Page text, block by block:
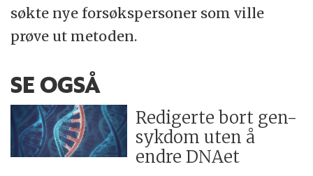
søkte nye forsøkspersoner som ville
prøve ut metoden.
SE OGSÅ
Redigerte bort gen-
sykdom uten å
endre DNAet